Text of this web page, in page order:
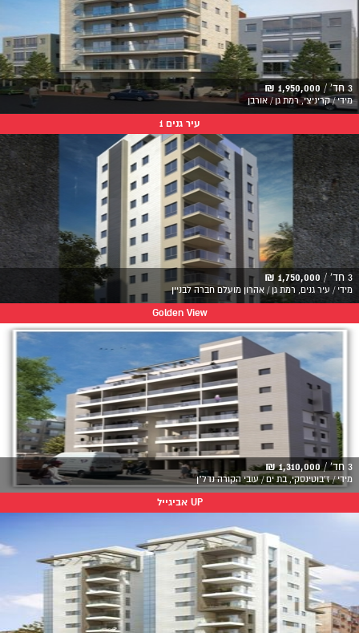
3 חד' / 1,950,000 ₪
מידי / קריניצי, רמת גן / אורבן
עיר גנים 1
3 חד' / 1,750,000 ₪
מידי / עיר גנים, רמת גן / אהרון מועלם חברה לבניין
Golden View
3 חד' / 1,310,000 ₪
מידי / ז'בוטינסקי, בת ים / עובי הקורה נדל"ן
UP אביגייל